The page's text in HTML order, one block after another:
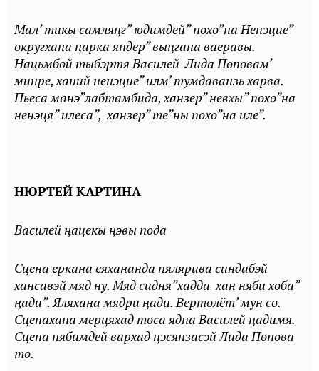
Мал’ тикы самляңг” юдимдей” похо”на Ненэцие”
округхана ңарка яндер” выңгана ваеравы.
Нацьмбой тыбэртя Василей Лида Поповам’
минре, ханий ненэцие” илм’ тумдаванзь харва.
Пьеса манэ”лабтамбида, ханзер” невхы” похо”на
ненэця” илеса”, ханзер” те”ны похо”на иле”.
НЮРТЕЙ КАРТИНА
Василей ӊацекы ӊэвы пода
Сцена еркана еяхананда пялярива синдабэй
хансавэй мяд ну. Мяд сидня”хадда хан няби хоба”
ӊади”. Яляхана мядри ңади. Вертолёт’ мун со.
Сценахана мерцяхад тоса ядна Василей ңадимя.
Сцена нябимдей вархад ңэсянзасэй Лида Попова
то.